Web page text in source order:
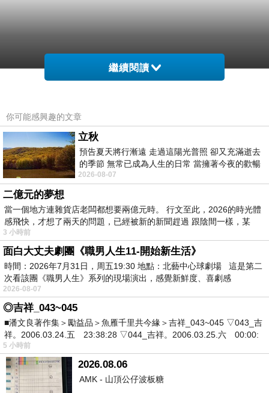
繼續閱讀
你可能感興趣的文章
立秋
預告夏天將行漸遠 走過這陽光普照 卻又充滿逝去
的季節 無常已成為人生的日常 當擁著今夜的歡暢
舒心 轉眼驟成昨日 而明晨 太陽
2026-08-07
二億元的夢想
當一個地方連雜貨店老闆都想要兩億元時。 行文至此，2026的時光體
感飛快，才想了兩天的問題，已經被新的新聞趕過 跟陰間一樣，某
3 小時前
面白大丈夫劇團《職男人生11-開始新生活》
時間：2026年7月31日，周五19:30 地點：北藝中心球劇場 這是第二
次看該團《職男人生》系列的現場演出，感覺新鮮度、喜劇感
2026-08-07
◎吉祥_043~045
■潘文良著作集＞勵益品＞魚雁千里共今緣＞吉祥_043~045 ▽043_吉
祥。2006.03.24.五 23:38:28 ▽044_吉祥。2006.03.25.六 00:00:
5 小時前
2026.08.06
AMK - 山頂公仔波板糖